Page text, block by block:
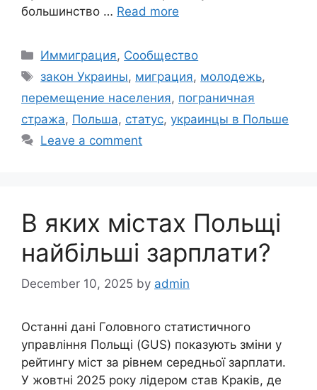
большинство … Read more
Categories
Иммиграция, Сообщество
Tags
закон Украины, миграция, молодежь,
перемещение населения, пограничная
стража, Польша, статус, украинцы в Польше
Leave a comment
В яких містах Польщі
найбільші зарплати?
December 10, 2025 by admin
Останні дані Головного статистичного
управління Польщі (GUS) показують зміни у
рейтингу міст за рівнем середньої зарплати.
У жовтні 2025 року лідером став Краків, де